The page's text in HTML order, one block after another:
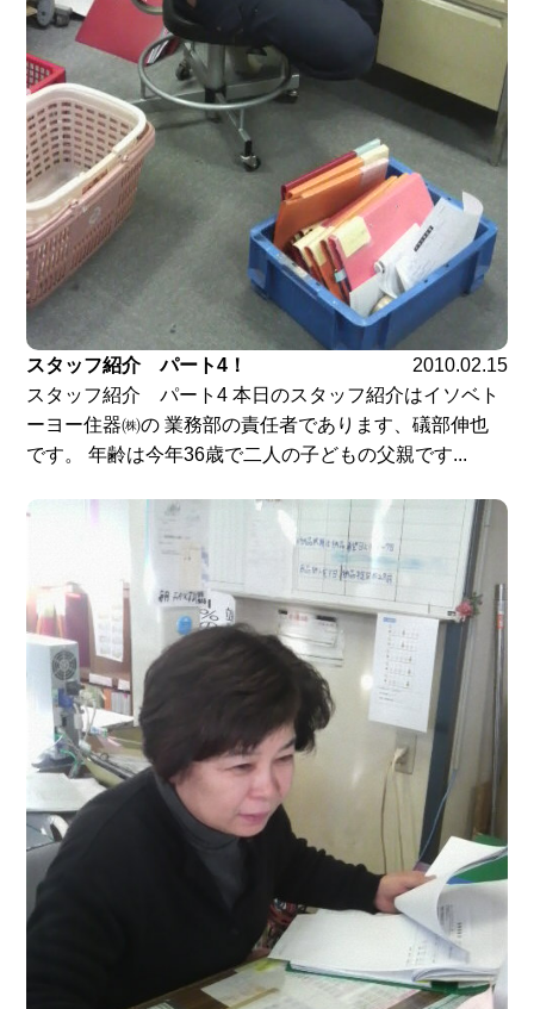
スタッフ紹介 パート4！
2010.02.15
スタッフ紹介 パート4 本日のスタッフ紹介はイソベト
ーヨー住器㈱の 業務部の責任者であります、礒部伸也
です。 年齢は今年36歳で二人の子どもの父親です...